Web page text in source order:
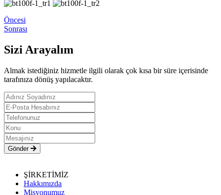
Öncesi
Sonrası
Sizi Arayalım
Almak istediğiniz hizmetle ilgili olarak çok kısa bir süre içerisinde
tarafınıza dönüş yapılacaktır.
Gönder
ŞİRKETİMİZ
Hakkımızda
Misyonumuz